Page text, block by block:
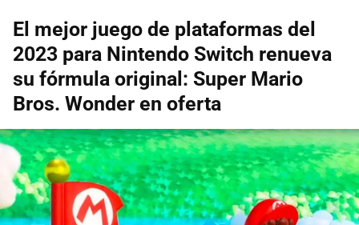
El mejor juego de plataformas del
2023 para Nintendo Switch renueva
su fórmula original: Super Mario
Bros. Wonder en oferta